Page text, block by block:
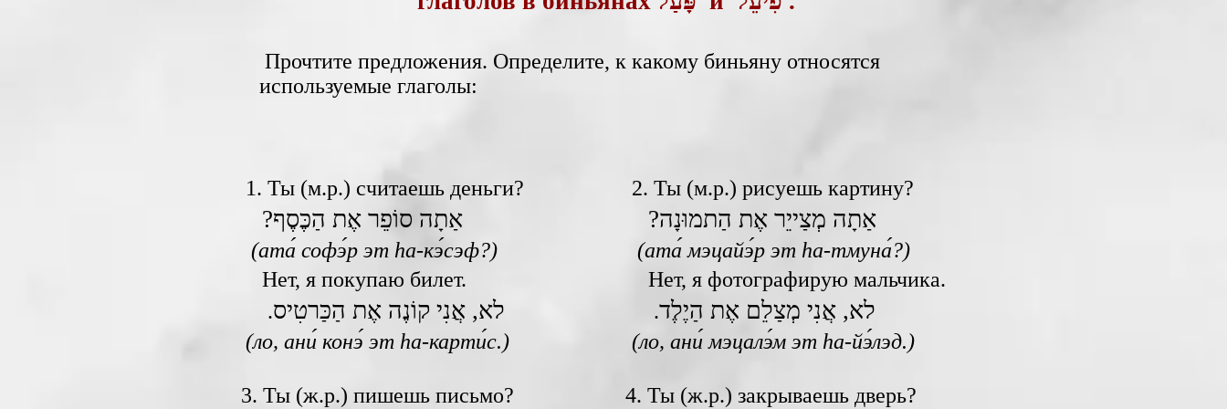
Прочтите предложения. Определите, к какому биньяну относятся
используемые глаголы:
1. Ты (м.р.) считаешь деньги?
?אַתָה סוֹפֵר אֶת הַכֶּסֶף
(ата́ софэ́р эт hа-кэ́сэф?)
Нет, я покупаю билет.
.לא, אֲנִי קוֹנֶה אֶת הַכַּרטִיס
(ло, ани́ конэ́ эт hа-карти́с.)
3. Ты (ж.р.) пишешь письмо?
2. Ты (м.р.) рисуешь картину?
?אַתָה מְצַייֵר אֶת הַתמוּנָה
(ата́ мэцайэ́р‎ эт hа-тмуна́?)
Нет, я фотографирую мальчика.
.לא, אֲנִי מְצַלֵם אֶת הַיֶלֶד
(ло, ани́ мэцалэ́м‎ эт hа-йэ́лэд.)
4. Ты (ж.р.) закрываешь дверь?